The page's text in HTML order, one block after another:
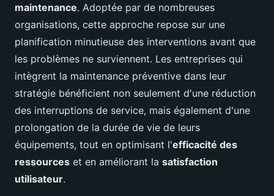
maintenance. Adoptée par de nombreuses
organisations, cette approche repose sur une
planification minutieuse des interventions avant que
les problèmes ne surviennent. Les entreprises qui
intègrent la maintenance préventive dans leur
stratégie bénéficient non seulement d'une réduction
des interruptions de service, mais également d'une
prolongation de la durée de vie de leurs
équipements, tout en optimisant l'efficacité des
ressources et en améliorant la satisfaction
utilisateur.